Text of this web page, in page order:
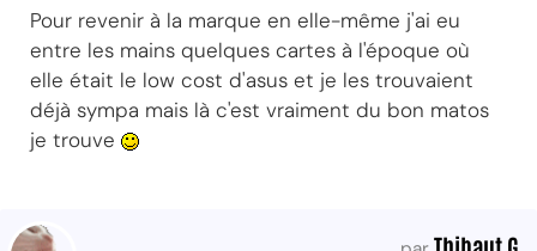
Pour revenir à la marque en elle-même j'ai eu
entre les mains quelques cartes à l'époque où
elle était le low cost d'asus et je les trouvaient
déjà sympa mais là c'est vraiment du bon matos
je trouve